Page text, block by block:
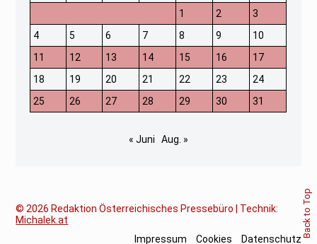
1
2
3
4
5 6 7 8 9
10
11
12 13 14 15 16
17
18
19 20 21 22 23
24
25
26 27 28 29 30 31
« Juni Aug. »
© 2026 Redaktion Österreichisches Pressebüro | Technik:
Michalek.at
Impressum
Cookies Datenschutz
Back to Top